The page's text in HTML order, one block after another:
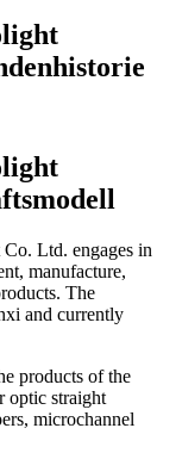
Ltd. engages in
manufacture,
The
and currently
products of the
optic straight
microchannel